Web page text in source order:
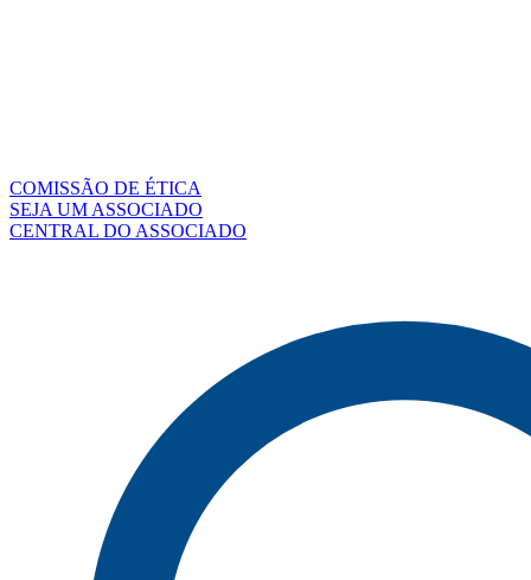
COMISSÃO DE ÉTICA
SEJA UM ASSOCIADO
CENTRAL DO ASSOCIADO